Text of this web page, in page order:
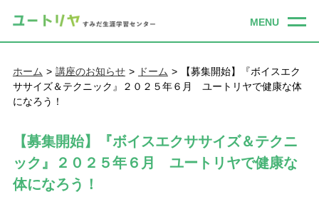
ホーム 講座のお知らせ ドーム
【募集開始】『ボイスエク
ササイズ＆テクニック』２０２５年６月 ユートリヤで健康な体
になろう！
【募集開始】『ボイスエクササイズ＆テクニ
ック』２０２５年６月 ユートリヤで健康な
体になろう！